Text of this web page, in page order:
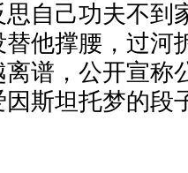
自己功夫不到
他撑腰，过河
谱，公开宣称
斯坦托梦的段